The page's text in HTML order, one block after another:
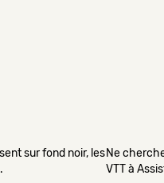
sur fond noir, lesNe
VTT à